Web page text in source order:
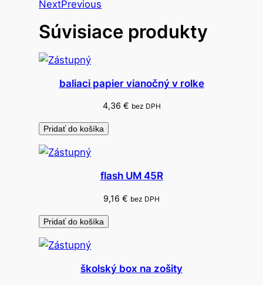
l
y
o
c
o
r
a
f
a
NextPrevious
Súvisiace produkty
baliaci papier vianočný v rolke
4,36 € bez DPH
Pridať do košíka
flash UM 45R
9,16 € bez DPH
Pridať do košíka
školský box na zošity